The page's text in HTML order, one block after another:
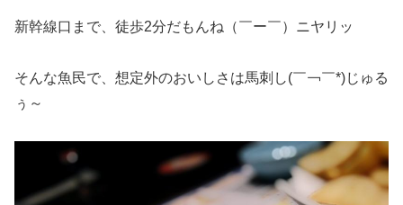
新幹線口まで、徒歩2分だもんね（￣ー￣）ニヤリッ
そんな魚民で、想定外のおいしさは馬刺し(￣￢￣*)じゅる
ぅ～